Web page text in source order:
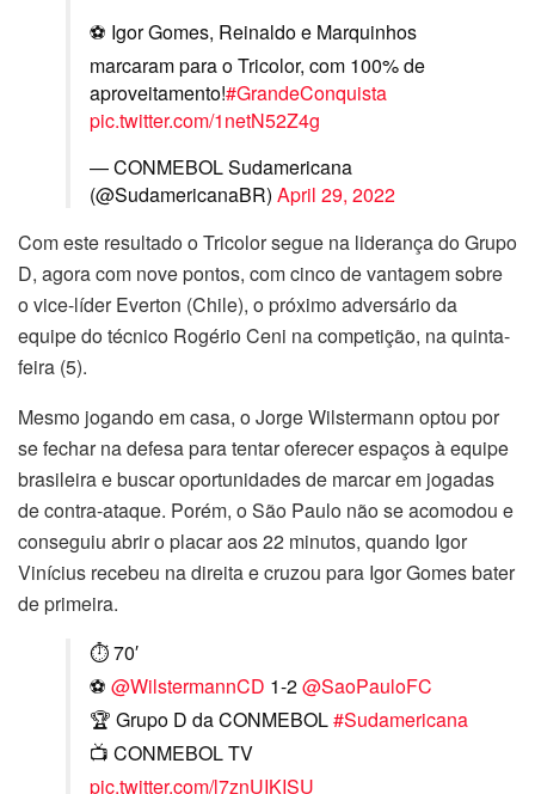
⚽ Igor Gomes, Reinaldo e Marquinhos
marcaram para o Tricolor, com 100% de
aproveitamento!#GrandeConquista
pic.twitter.com/1netN52Z4g
— CONMEBOL Sudamericana
(@SudamericanaBR) April 29, 2022
Com este resultado o Tricolor segue na liderança do Grupo
D, agora com nove pontos, com cinco de vantagem sobre
o vice-líder Everton (Chile), o próximo adversário da
equipe do técnico Rogério Ceni na competição, na quinta-
feira (5).
Mesmo jogando em casa, o Jorge Wilstermann optou por
se fechar na defesa para tentar oferecer espaços à equipe
brasileira e buscar oportunidades de marcar em jogadas
de contra-ataque. Porém, o São Paulo não se acomodou e
conseguiu abrir o placar aos 22 minutos, quando Igor
Vinícius recebeu na direita e cruzou para Igor Gomes bater
de primeira.
⏱ 70′
⚽ @WilstermannCD 1-2@SaoPauloFC
🏆 Grupo D da CONMEBOL#Sudamericana
📺 CONMEBOL TV
pic.twitter.com/l7znUIKISU